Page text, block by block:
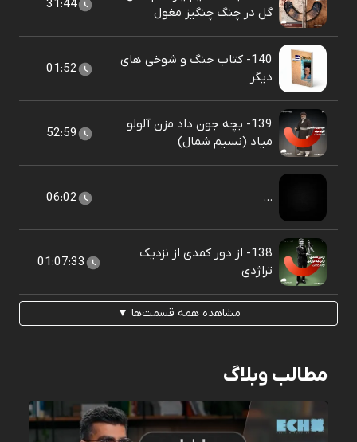
گل در چنگ چنگیز مغول
31:44
140- کتاب جنگ و شوخی های
دیگر
01:52
139- بچه جون داد مزن آلولو
میاد (نسیم شمال)
52:59
...
06:02
138- از دور کمدی از نزدیک
تراژدی
01:07:33
مشاهده همه قسمت‌ها ▼
مطالب وبلاگ